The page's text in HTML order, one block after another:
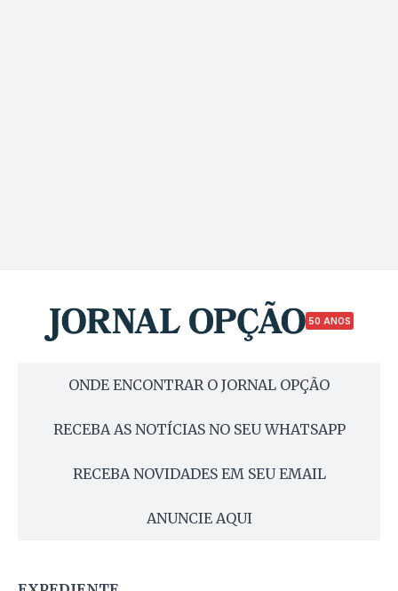
50 ANOS
ONDE ENCONTRAR O JORNAL OPÇÃO
RECEBA AS NOTÍCIAS NO SEU WHATSAPP
RECEBA NOVIDADES EM SEU EMAIL
ANUNCIE AQUI